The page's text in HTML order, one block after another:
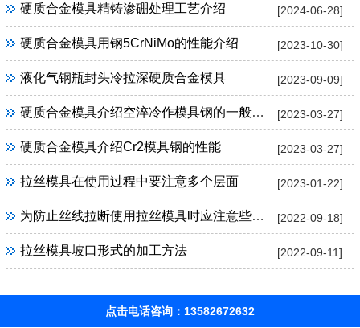
[2024-06-28]
硬质合金模具精铸渗硼处理工艺介绍
[2023-10-30]
硬质合金模具用钢5CrNiMo的性能介绍
[2023-09-09]
液化气钢瓶封头冷拉深硬质合金模具
[2023-03-27]
硬质合金模具介绍空淬冷作模具钢的一般特性
[2023-03-27]
硬质合金模具介绍Cr2模具钢的性能
[2023-01-22]
拉丝模具在使用过程中要注意多个层面
[2022-09-18]
为防止丝线拉断使用拉丝模具时应注意些什么
[2022-09-11]
拉丝模具坡口形式的加工方法
点击电话咨询：13582672632